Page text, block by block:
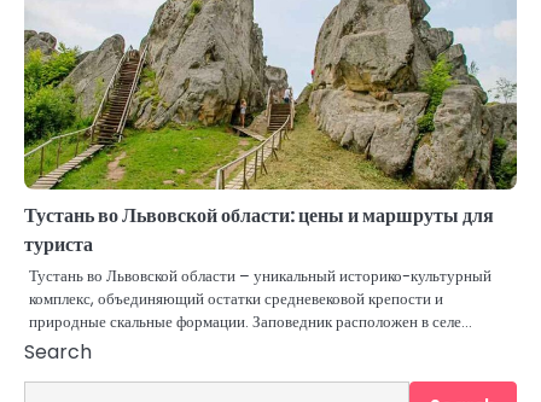
Тустань во Львовской области: цены и маршруты для
туриста
Тустань во Львовской области – уникальный историко-культурный
комплекс, объединяющий остатки средневековой крепости и
природные скальные формации. Заповедник расположен в селе…
Search